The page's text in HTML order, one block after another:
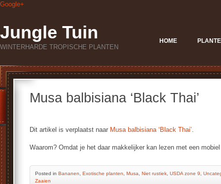
Google+
Jungle Tuin
WINTERHARDE TROPISCHE PLANTEN
HOME
Musa balbisiana ‘Black Thai’
Dit artikel is verplaatst naar Musa balbisiana ‘Black Thai’.
Waarom? Omdat je het daar makkelijker kan lezen met een
Posted in Bananen Exotische planten Musa Niet rustiek USDA zone 9
Zaaien